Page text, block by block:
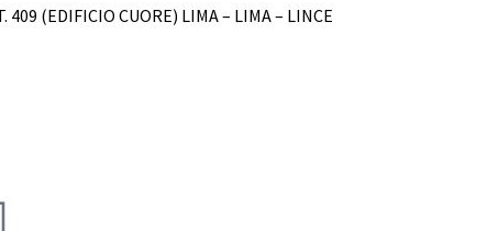
409 (EDIFICIO CUORE) LIMA – LIMA – LINCE